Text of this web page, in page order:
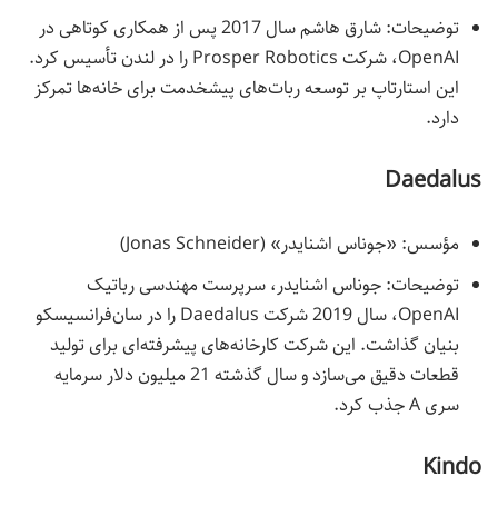
توضیحات: شارق هاشم سال 2017 پس از همکاری کوتاهی در
OpenAI، شرکت Prosper Robotics را در لندن تأسیس کرد.
این استارتاپ بر توسعه ربات‌های پیشخدمت برای خانه‌ها تمرکز
دارد.
Daedalus
مؤسس: «جوناس اشنایدر» (Jonas Schneider)
توضیحات: جوناس اشنایدر، سرپرست مهندسی رباتیک
OpenAI، سال 2019 شرکت Daedalus را در سان‌فرانسیسکو
بنیان گذاشت. این شرکت کارخانه‌های پیشرفته‌ای برای تولید
قطعات دقیق می‌سازد و سال گذشته 21 میلیون دلار سرمایه
سری A جذب کرد.
Kindo